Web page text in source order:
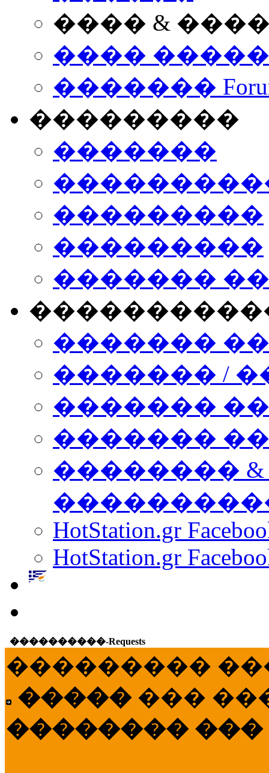
���� &
����
�������
���������
�������
���������
���������
�������
�������
������� /
�������
������� ���
��������
HotStation.gr
HotStation.gr
����������-Requests
���������
����� ���
�������� ���